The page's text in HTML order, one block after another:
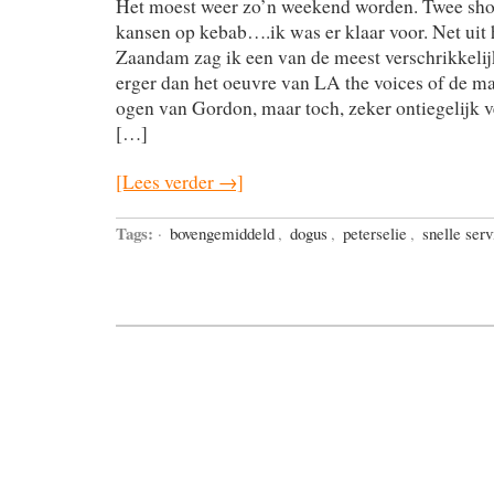
Het moest weer zo’n weekend worden. Twee
kansen op kebab….ik was er klaar voor. Net uit
Zaandam zag ik een van de meest
erger dan het oeuvre van LA the voices of de
ogen van Gordon, maar toch, zeker
[…]
[Lees verder →]
Tags: · bovengemiddeld , dogus , peterselie , snelle